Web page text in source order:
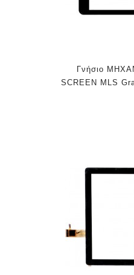
Γνήσιο
SCREEN MLS